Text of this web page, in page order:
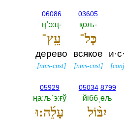
[conj
03605
қољ-‎
כָּל־
всякое
[nms-cnst]
06086
ңˈэ:ц-‎
עֵֽץ־
дерево
[nms-cnst]
05034 8799
йiббˌөљ
יִבּ֨וֹל
05929
ңа:љˈэ:ғў
עָלֵ֜ה:וּ